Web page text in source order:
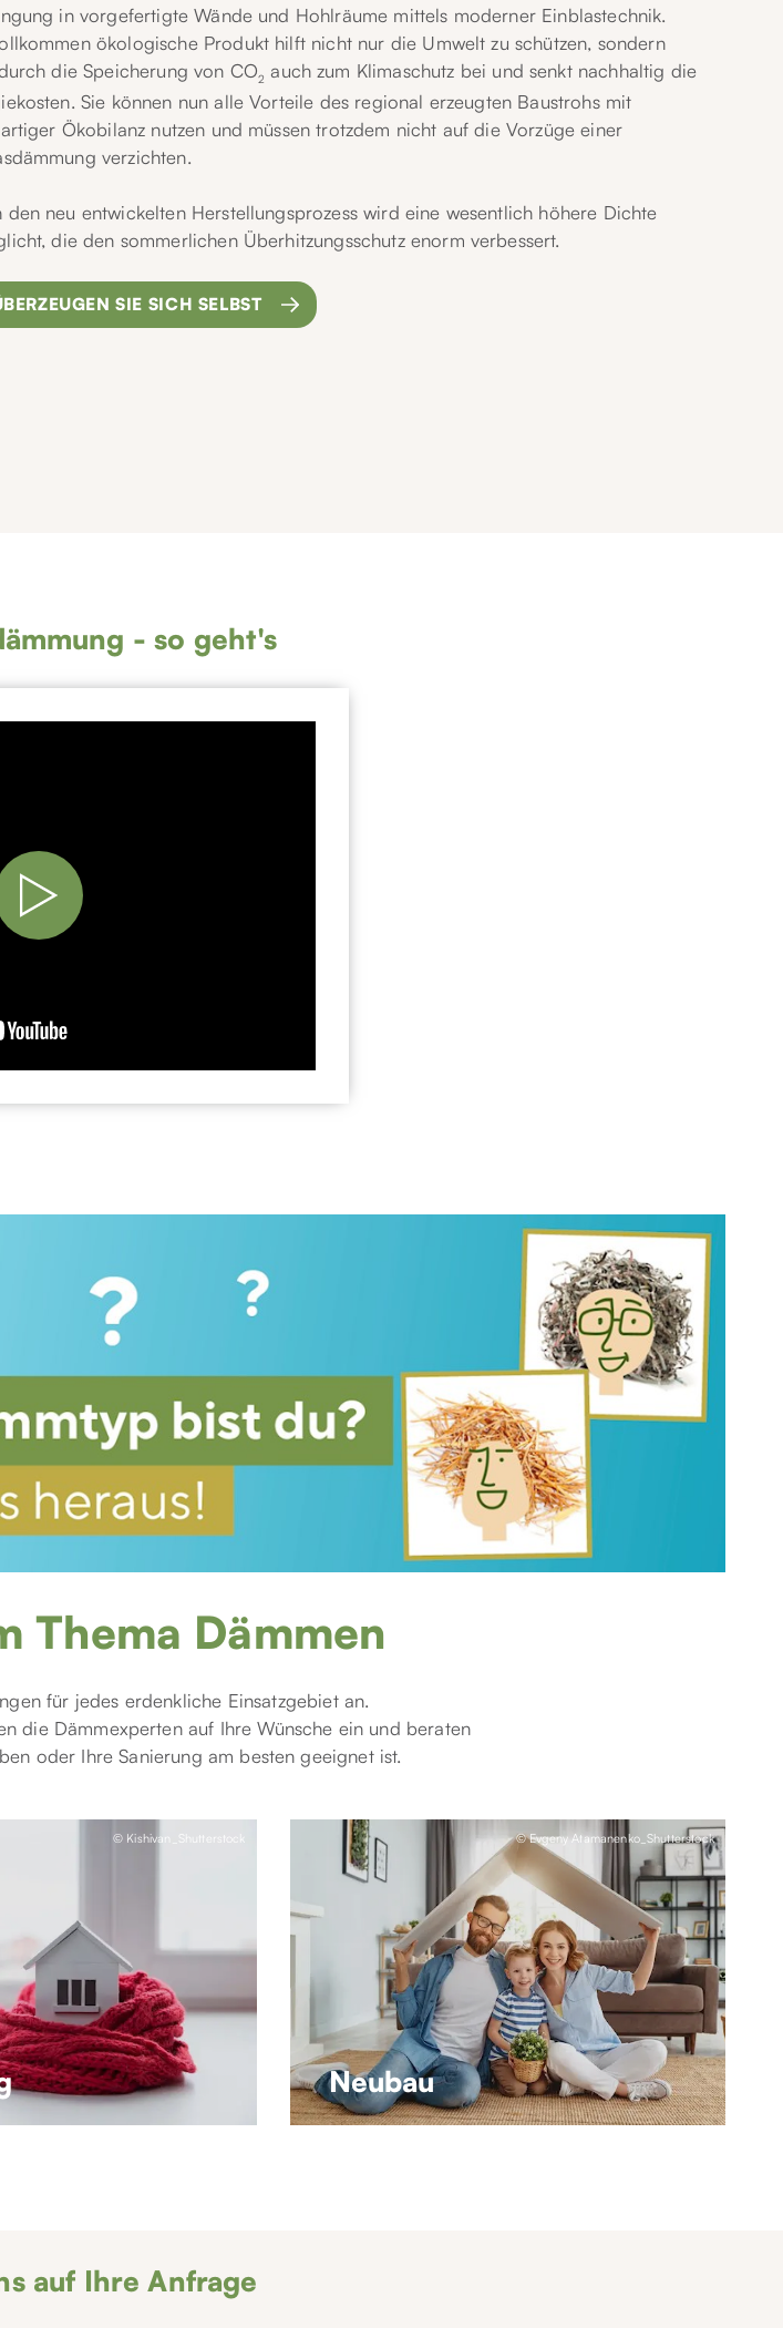
in vorgefertigte Wände und Hohlräume mittels moderner Einblastechnik.
ökologische Produkt hilft nicht nur die Umwelt zu schützen, sondern
die Speicherung von CO2 auch zum Klimaschutz bei und senkt nachhaltig die
Sie können nun alle Vorteile des regional erzeugten Baustrohs mit
Ökobilanz nutzen und müssen trotzdem nicht auf die Vorzüge einer
verzichten.
den neu entwickelten Herstellungsprozess wird eine wesentlich höhere Dichte
die den sommerlichen Überhitzungsschutz enorm verbessert.
SIE SICH SELBST
- so geht's
Thema Dämmen
für jedes erdenkliche Einsatzgebiet an.
die Dämmexperten auf Ihre Wünsche ein und beraten
oder Ihre Sanierung am besten geeignet ist.
© Kishivan_Shutterstock © Evgeny Atamanenko_Shutterstock
Neubau
auf Ihre Anfrage